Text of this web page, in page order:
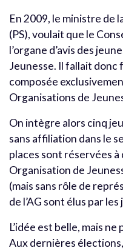
En 2009, le ministre de
(PS), voulait que le
l’organe d’avis des
Jeunesse. Il fallait donc
composée
Organisations de
On intègre alors cinq
sans affiliation dans le
places sont réservées à
Organisation de
(mais sans rôle de
de l’AG sont élus par
L’idée est belle, mais
Aux dernières